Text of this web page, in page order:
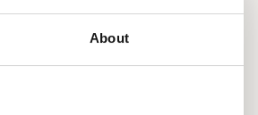
About